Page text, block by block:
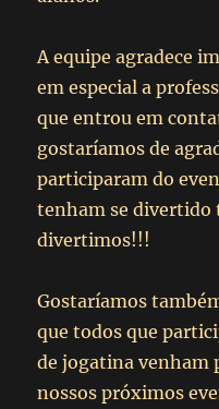
A equipe agradece
em especial a
que entrou em
gostaríamos de
participaram do
tenham se divertido
divertimos!!!
Gostaríamos
que todos que
de jogatina venham
nossos próximos